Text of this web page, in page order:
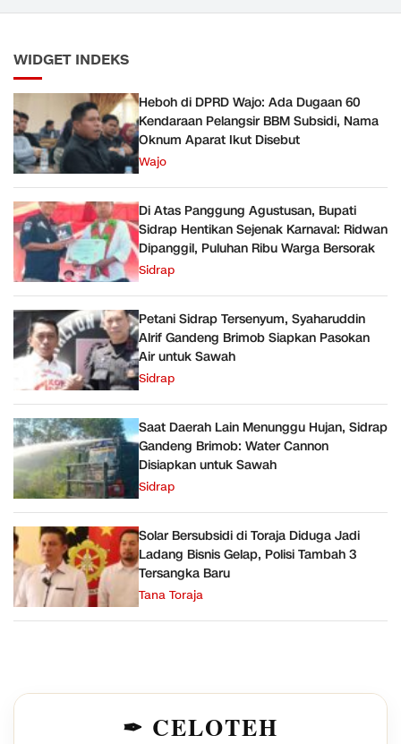
WIDGET INDEKS
Heboh di DPRD Wajo: Ada Dugaan 60
Kendaraan Pelangsir BBM Subsidi, Nama
Oknum Aparat Ikut Disebut
Wajo
Di Atas Panggung Agustusan, Bupati
Sidrap Hentikan Sejenak Karnaval: Ridwan
Dipanggil, Puluhan Ribu Warga Bersorak
Sidrap
Petani Sidrap Tersenyum, Syaharuddin
Alrif Gandeng Brimob Siapkan Pasokan
Air untuk Sawah
Sidrap
Saat Daerah Lain Menunggu Hujan, Sidrap
Gandeng Brimob: Water Cannon
Disiapkan untuk Sawah
Sidrap
Solar Bersubsidi di Toraja Diduga Jadi
Ladang Bisnis Gelap, Polisi Tambah 3
Tersangka Baru
Tana Toraja
✒ CELOTEH